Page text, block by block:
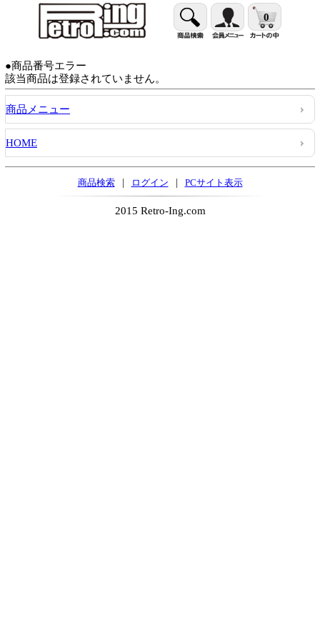
0
●商品番号エラー
該当商品は登録されていません。
商品メニュー
HOME
商品検索 | ログイン | PCサイト表示
2015 Retro-Ing.com